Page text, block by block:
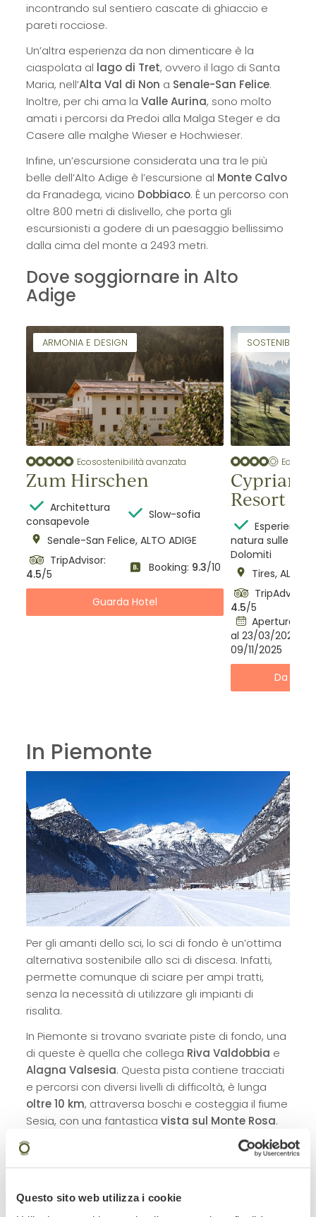
Questo sito web utilizza i cookie
incontrando sul sentiero cascate di ghiaccio e
pareti rocciose.
Un’altra esperienza da non dimenticare è la
ciaspolata al lago di Tret, ovvero il lago di Santa
Maria, nell’Alta Val di Non a Senale-San Felice.
Inoltre, per chi ama la Valle Aurina, sono molto
amati i percorsi da Predoi alla Malga Steger e da
Casere alle malghe Wieser e Hochwieser.
Infine, un’escursione considerata una tra le più
belle dell’Alto Adige è l’escursione al Monte Calvo
da Franadega, vicino Dobbiaco. È un percorso con
oltre 800 metri di dislivello, che porta gli
escursionisti a godere di un paesaggio bellissimo
dalla cima del monte a 2493 metri.
Dove soggiornare in Alto
Adige
ARMONIA E DESIGN
Ecosostenibilità avanzata
Zum Hirschen
Architettura
consapevole
Slow-sofia
Senale-San Felice, ALTO ADIGE
TripAdvisor:
4.5/5 Booking: 9.3/10
Guarda Hotel
SOSTENIBILITÀ
Resort
Esperienze
natura sulle
Dolomiti
Tires, ALTO
TripAdvisor:
4.5/5
Apertura: Dal
al 23/03/2025;
09/11/2025
Da €
In Piemonte
Per gli amanti dello sci, lo sci di fondo è un’ottima
alternativa sostenibile allo sci di discesa. Infatti,
permette comunque di sciare per ampi tratti,
senza la necessità di utilizzare gli impianti di
risalita.
In Piemonte si trovano svariate piste di fondo, una
di queste è quella che collega Riva Valdobbia e
Alagna Valsesia. Questa pista contiene tracciati
e percorsi con diversi livelli di difficoltà, è lunga
oltre 10 km, attraversa boschi e costeggia il fiume
Sesia, con una fantastica vista sul Monte Rosa.
Lo sci di fondo è un’ottima scelta per le vacanze,
contribuire a distruggere e a inquinare l’ambiente
circostante, fare un’intensa attività fisica e,